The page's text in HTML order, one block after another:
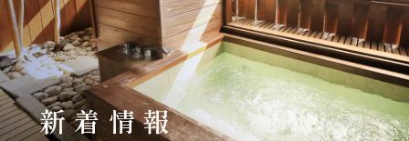
新着情報